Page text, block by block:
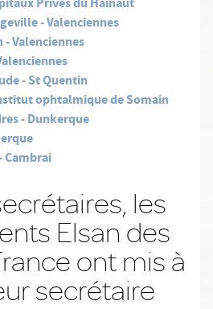
- Valenciennes
- Valenciennes
- St Quentin
ophtalmique de Somain
- Dunkerque
Cambrai
les
Elsan des
ont mis à
secrétaire